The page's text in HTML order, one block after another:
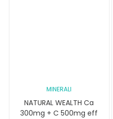
MINERALI
NATURAL WEALTH Ca
300mg + C 500mg eff